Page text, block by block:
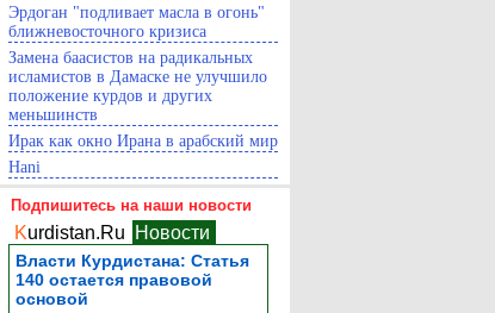
Эрдоган "подливает масла в огонь"
ближневосточного кризиса
Замена баасистов на радикальных
исламистов в Дамаске не улучшило
положение курдов и других
меньшинств
Ирак как окно Ирана в арабский мир
Hani
Подпишитесь на наши новости
Kurdistan.Ru Новости
Власти Курдистана: Статья
140 остается правовой
основой